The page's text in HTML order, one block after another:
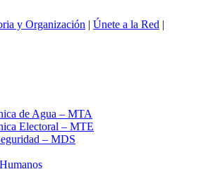
y Organización | Únete a la Red |
de Agua – MTA
Electoral – MTE
– MDS